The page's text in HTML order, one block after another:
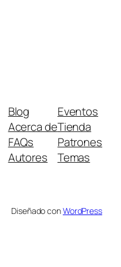
Blog
Acerca de
FAQs
Autores
Eventos
Tienda
Patrones
Temas
Diseñado conWordPress